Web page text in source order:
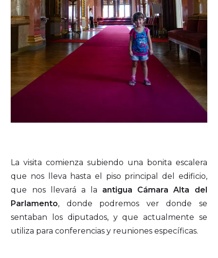
La visita comienza subiendo una bonita escalera
que nos lleva hasta el piso principal del edificio,
que nos llevará a la antigua Cámara Alta del
Parlamento, donde podremos ver donde se
sentaban los diputados, y que actualmente se
utiliza para conferencias y reuniones específicas.